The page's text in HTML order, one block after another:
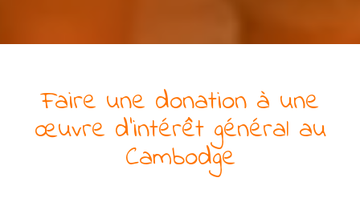
Faire une donation à une
œuvre d’intérêt général au
Cambodge